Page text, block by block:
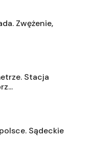
Zwężenie,
Stacja
Sądeckie